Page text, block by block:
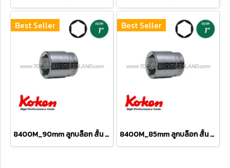
Best Seller
8400M_90mm ลูกบล็อก สั้น 6P (SQ.DR 1") Hand Sockets
Best Seller
8400M_85mm ลูกบล็อก สั้น 6P (SQ.DR 1") Hand Sockets